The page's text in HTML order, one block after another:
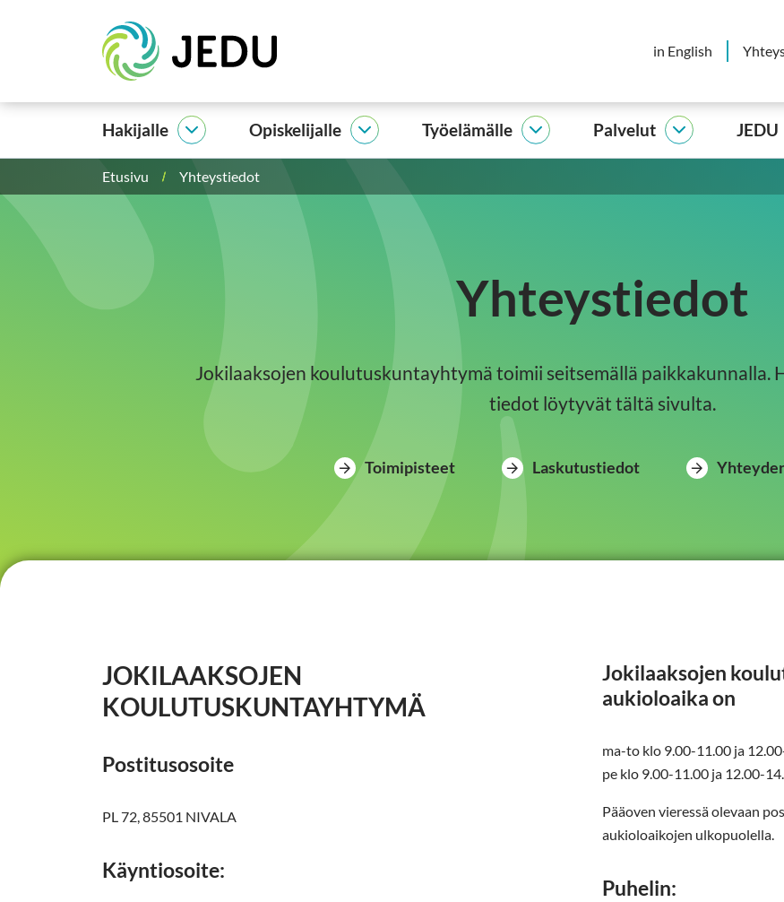
sisältöön
Etusivu
in English
Hakijalle
Hakijalle
alasivut
Opiskelijalle
Opiskelijalle
alasivut
Työelämälle
Työelämälle
alasivut
Palvelut
Palvelut
alasivut
JEDU
Etusivu Yhteystiedot
Yhteystiedot
Jokilaaksojen koulutuskuntayhtymä toimii seitsemällä paikkakunnalla.
tiedot löytyvät tältä sivulta.
Toimipisteet Laskutustiedot
JOKILAAKSOJEN
KOULUTUSKUNTAYHTYMÄ
Postitusosoite
PL 72, 85501 NIVALA
Käyntiosoite:
Jokilaaksojen
aukioloaika on
ma-to klo 9.00-11.00 ja
pe klo 9.00-11.00 ja 12.00-
Pääoven vieressä olevaan
aukioloaikojen ulkopuolella.
Puhelin: